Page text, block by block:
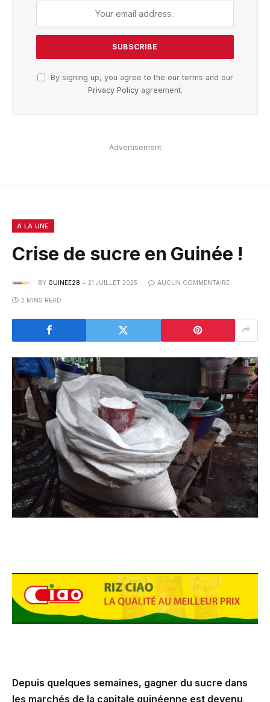
By signing up, you agree to the our terms and our
Privacy Policyagreement.
Advertisement
A LA UNE
Crise de sucre en Guinée !
BY GUINEE28 21 JUILLET 2025 AUCUN COMMENTAIRE
2 MINS READ
Depuis quelques semaines, gagner du sucre dans
les marchés de la capitale guinéenne est devenu